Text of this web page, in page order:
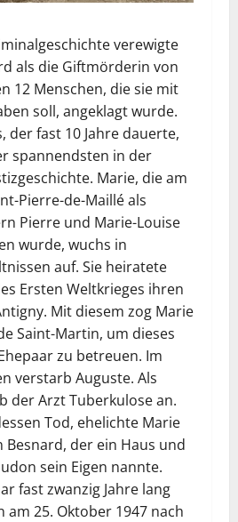
verewigte
als die Giftmörderin von
12 Menschen, die sie mit
soll, angeklagt wurde.
der fast 10 Jahre dauerte,
spannendsten in der
Marie, die am
Pierre-de-Maillé als
Pierre und Marie-Louise
wurde, wuchs in
auf. Sie heiratete
Ersten Weltkrieges ihren
Mit diesem zog Marie
Saint-Martin, um dieses
zu betreuen. Im
verstarb Auguste. Als
der Arzt Tuberkulose an.
Tod, ehelichte Marie
Besnard, der ein Haus und
sein Eigen nannte.
fast zwanzig Jahre lang
am 25. Oktober 1947 nach